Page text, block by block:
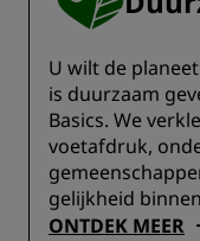
U wilt de
is duurzaam
Basics. We
voetafdruk,
gelijkheid
ONTDEK MEER